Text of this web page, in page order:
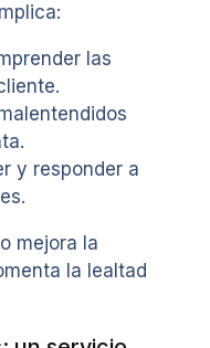
las
y responder a
mejora la
la lealtad